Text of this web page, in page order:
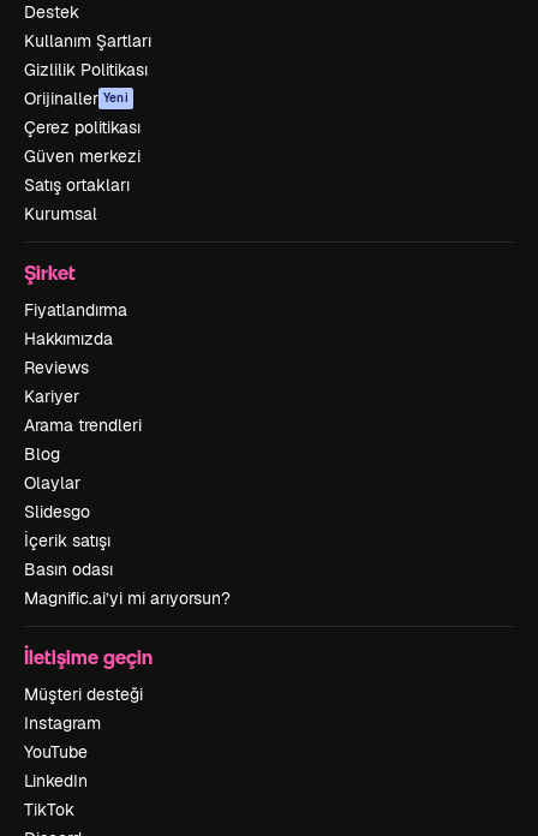
Destek
Kullanım Şartları
Gizlilik Politikası
Orijinaller Yeni
Çerez politikası
Güven merkezi
Satış ortakları
Kurumsal
Şirket
Fiyatlandırma
Hakkımızda
Reviews
Kariyer
Arama trendleri
Blog
Olaylar
Slidesgo
İçerik satışı
Basın odası
Magnific.ai’yi mi arıyorsun?
İletişime geçin
Müşteri desteği
Instagram
YouTube
LinkedIn
TikTok